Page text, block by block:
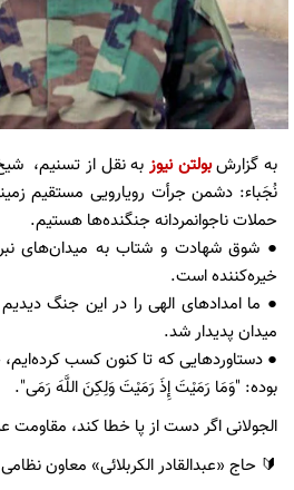
به گزارشبولتن نیوز به نقل از تسنیم،
نُجَباء: دشمن جرأت رویارویی مستقیم
حملات ناجوانمردانه جنگنده‌ها هستیم.
● شوق شهادت و شتاب به میدان‌های
خیره‌کننده است.
● ما امدادهای الهی را در این جنگ
میدان پدیدار شد.
● دستاوردهایی که تا کنون کسب کرده‌ایم،
بوده: "وَمَا رَمَيْتَ إِذَ رَمَيْتَ وَلِكِنَ اللَّهَ رَمَى".
الجولانی اگر دست از پا خطا کند،
🔰 حاج «عبدالقادر الکربلائی» معاون